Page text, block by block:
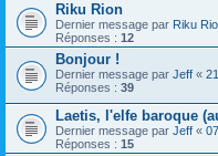
Riku Rion
Dernier message par Riku
Réponses : 12
Bonjour !
Dernier message par Jeff «
Réponses : 39
Laetis, l'elfe baroque
Dernier message par Jeff «
Réponses : 15